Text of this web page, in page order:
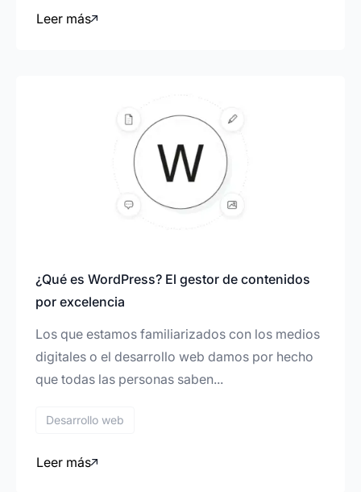
Leer más
¿Qué es WordPress? El gestor de contenidos
por excelencia
Los que estamos familiarizados con los medios
digitales o el desarrollo web damos por hecho
que todas las personas saben...
Desarrollo web
Leer más